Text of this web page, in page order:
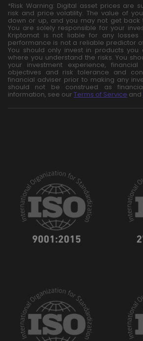
*Risk Warning: Digital asset prices are
risk and price volatility. The value of
down or up, and you may not get back
You are solely responsible for your
Kriptomat is not liable for any losses
performance is not a reliable predictor
You should only invest in products
where you understand the risks. You
your investment experience, financial
objectives and risk tolerance and
financial adviser prior to making any
should not be construed as
information, see our Terms of Service and